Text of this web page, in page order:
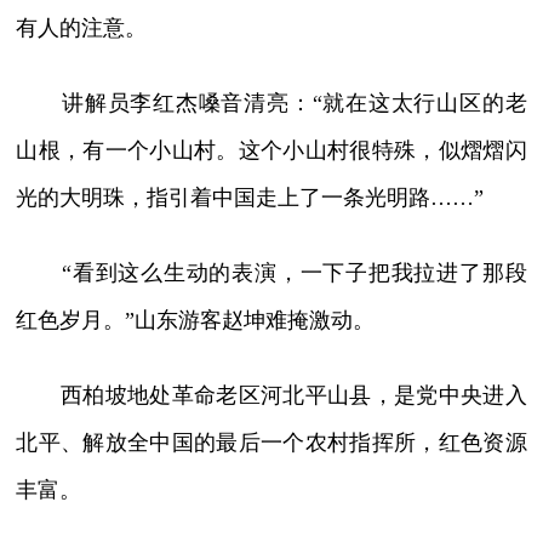
有人的注意。
讲解员李红杰嗓音清亮：“就在这太行山区的老
山根，有一个小山村。这个小山村很特殊，似熠熠闪
光的大明珠，指引着中国走上了一条光明路……”
“看到这么生动的表演，一下子把我拉进了那段
红色岁月。”山东游客赵坤难掩激动。
西柏坡地处革命老区河北平山县，是党中央进入
北平、解放全中国的最后一个农村指挥所，红色资源
丰富。